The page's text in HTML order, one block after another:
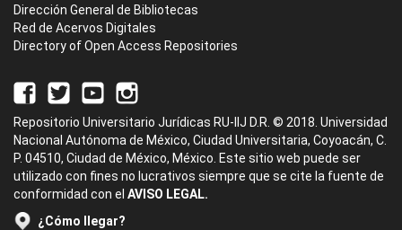
Dirección General de Bibliotecas
Red de Acervos Digitales
Directory of Open Access Repositories
Repositorio Universitario Jurídicas RU-IIJ D.R. © 2018. Universidad
Nacional Autónoma de México, Ciudad Universitaria, Coyoacán, C.
P. 04510, Ciudad de México, México. Este sitio web puede ser
utilizado con fines no lucrativos siempre que se cite la fuente de
conformidad con el AVISO LEGAL.
¿Cómo llegar?